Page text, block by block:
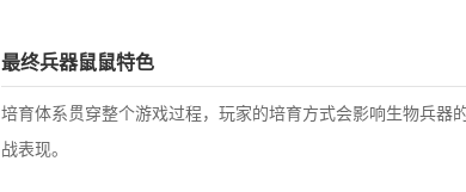
最终兵器鼠鼠特色
培育体系贯穿整个游戏过程，玩家的培育方式会影响生物兵器
战表现。